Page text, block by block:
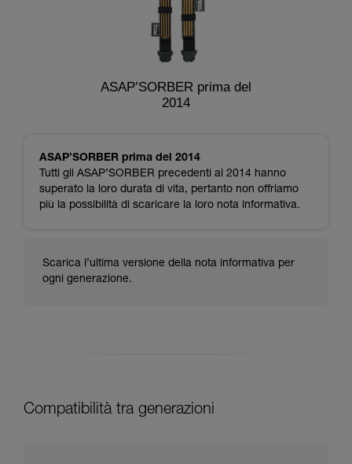
ASAP’SORBER prima del
2014
ASAP’SORBER prima del 2014
Tutti gli ASAP’SORBER precedenti al 2014 hanno
superato la loro durata di vita, pertanto non offriamo
più la possibilità di scaricare la loro nota informativa.
Scarica l’ultima versione della nota informativa per
ogni generazione.
Compatibilità tra generazioni